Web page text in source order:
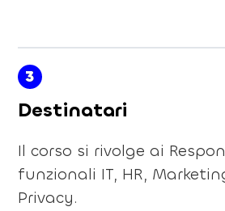
3
Destinatari
Il corso si rivolge ai
funzionali IT, HR,
Privacy.